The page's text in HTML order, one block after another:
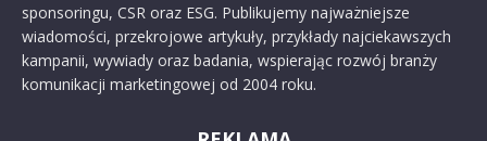
sponsoringu, CSR oraz ESG. Publikujemy najważniejsze
wiadomości, przekrojowe artykuły, przykłady najciekawszych
kampanii, wywiady oraz badania, wspierając rozwój branży
komunikacji marketingowej od 2004 roku.